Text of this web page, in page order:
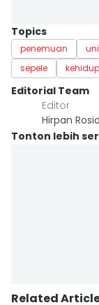
Topics
penemuan
sepele
Editorial Team
Editor
Hirpan
Tonton lebih
Related